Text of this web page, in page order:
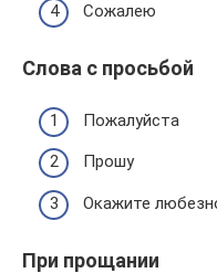
Сожалею
Слова с просьбой
Пожалуйста
Прошу
Окажите
При прощании